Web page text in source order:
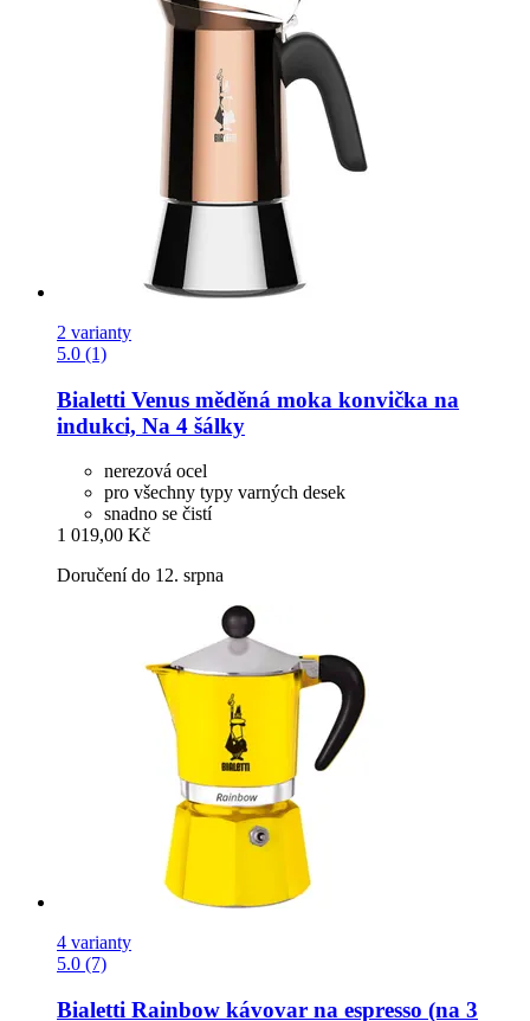
2 varianty
5.0 (1)
Bialetti Venus měděná moka konvička na
indukci, Na 4 šálky
nerezová ocel
pro všechny typy varných desek
snadno se čistí
1 019,00 Kč
Doručení do 12. srpna
4 varianty
5.0 (7)
Bialetti Rainbow kávovar na espresso (na 3